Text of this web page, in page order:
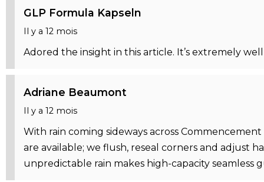
GLP Formula Kapseln
Il y a 12 mois
Adored the insight in this article. It’s extremely
Adriane Beaumont
Il y a 12 mois
With rain coming sideways across
are available; we flush, reseal corners and adjust
unpredictable rain makes high-capacity